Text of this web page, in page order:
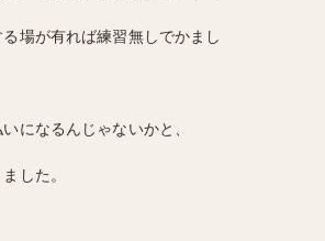
場が有れば練習無しでかまし
になるんじゃないかと、
した。